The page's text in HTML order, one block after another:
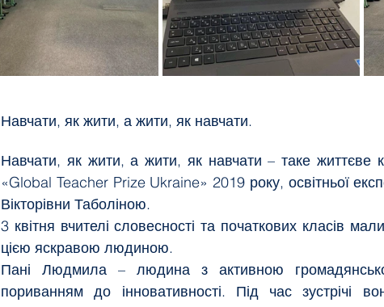
Навчати, як жити, а жити, як навчати.
Навчати, як жити, а жити, як навчати – таке життєве
«Global Teacher Prize Ukraine» 2019 року, освітньої
Вікторівни Таболіною.
3 квітня вчителі словесності та початкових класів
цією яскравою людиною.
Пані Людмила – людина з активною
пориванням до інновативності. Під час зустрічі